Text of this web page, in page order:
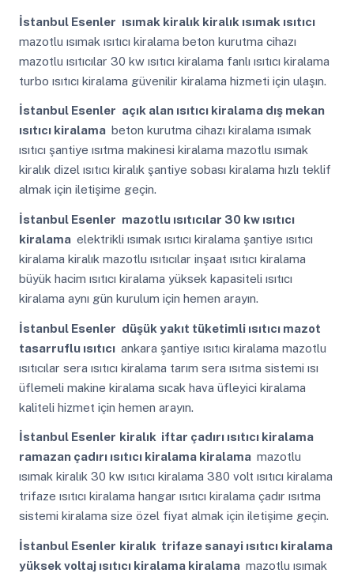
İstanbul Esenler ısımak kiralık kiralık ısımak ısıtıcı
mazotlu ısımak ısıtıcı kiralama beton kurutma cihazı
mazotlu ısıtıcılar 30 kw ısıtıcı kiralama fanlı ısıtıcı kiralama
turbo ısıtıcı kiralama güvenilir kiralama hizmeti için ulaşın.
İstanbul Esenler açık alan ısıtıcı kiralama dış mekan
ısıtıcı kiralama beton kurutma cihazı kiralama ısımak
ısıtıcı şantiye ısıtma makinesi kiralama mazotlu ısımak
kiralık dizel ısıtıcı kiralık şantiye sobası kiralama hızlı teklif
almak için iletişime geçin.
İstanbul Esenler mazotlu ısıtıcılar 30 kw ısıtıcı
kiralama elektrikli ısımak ısıtıcı kiralama şantiye ısıtıcı
kiralama kiralık mazotlu ısıtıcılar inşaat ısıtıcı kiralama
büyük hacim ısıtıcı kiralama yüksek kapasiteli ısıtıcı
kiralama aynı gün kurulum için hemen arayın.
İstanbul Esenler düşük yakıt tüketimli ısıtıcı mazot
tasarruflu ısıtıcı ankara şantiye ısıtıcı kiralama mazotlu
ısıtıcılar sera ısıtıcı kiralama tarım sera ısıtma sistemi ısı
üflemeli makine kiralama sıcak hava üfleyici kiralama
kaliteli hizmet için hemen arayın.
İstanbul Esenler kiralık iftar çadırı ısıtıcı kiralama
ramazan çadırı ısıtıcı kiralama kiralama mazotlu
ısımak kiralık 30 kw ısıtıcı kiralama 380 volt ısıtıcı kiralama
trifaze ısıtıcı kiralama hangar ısıtıcı kiralama çadır ısıtma
sistemi kiralama size özel fiyat almak için iletişime geçin.
İstanbul Esenler kiralık trifaze sanayi ısıtıcı kiralama
yüksek voltaj ısıtıcı kiralama kiralama mazotlu ısımak